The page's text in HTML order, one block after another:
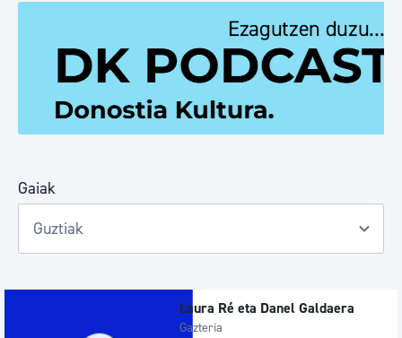
Gaiak
Laura Ré eta Danel Galdaera
Gazteria